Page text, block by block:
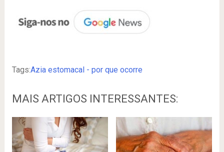
Tags:Azia estomacal - por que ocorre
MAIS ARTIGOS INTERESSANTES: